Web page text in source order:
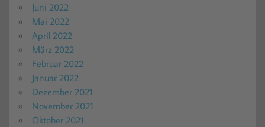
Juni 2022
Mai 2022
April 2022
März 2022
Februar 2022
Januar 2022
Dezember 2021
November 2021
Oktober 2021